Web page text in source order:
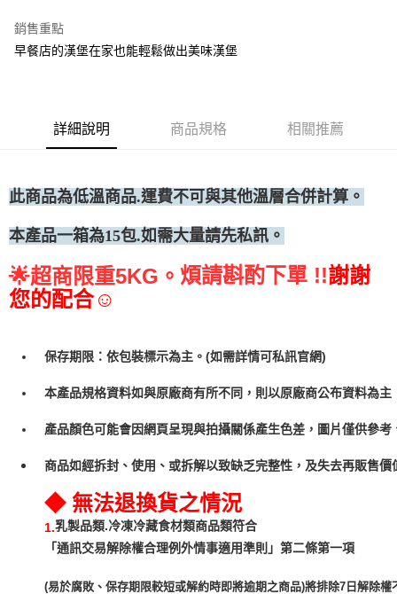
運送方式
銷售重點
早餐店的漢堡在家也能輕鬆做出美味漢堡
詳細說明 商品規格 相關推薦
此商品為低溫商品.運費不可與其他溫層合併計算。
本產品一箱為15包.如需大量請先私訊。
🌟超商限重5KG。 煩請斟酌下單 !!謝謝
您的配合☺
保存期限：依包裝標示為主。(如需詳情可私訊官網)
本產品規格資料如與原廠商有所不同，則以原廠商公布資料為主
產品顏色可能會因網頁呈現與拍攝關係產生色差，圖片僅供參
商品如經拆封、使用、或拆解以致缺乏完整性，及失去再販售
◆ 無法退換貨之情況
1.乳製品類.冷凍冷藏食材類商品類符合
「通訊交易解除權合理例外情事適用準則」第二條第一項
(易於腐敗、保存期限較短或解約時即將逾期之商品)將排除7日解除權